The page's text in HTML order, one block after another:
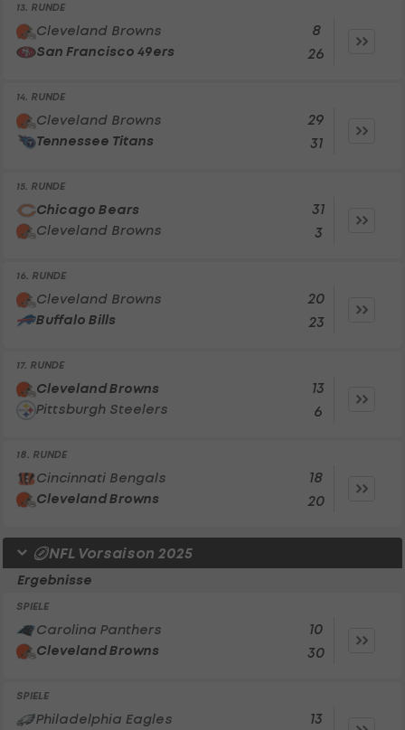
13. RUNDE
Cleveland Browns
San Francisco 49ers
8
26
14. RUNDE
Cleveland Browns
Tennessee Titans
29
31
15. RUNDE
Chicago Bears
Cleveland Browns
31
3
16. RUNDE
Cleveland Browns
Buffalo Bills
20
23
17. RUNDE
Cleveland Browns
Pittsburgh Steelers
13
6
18. RUNDE
Cincinnati Bengals
Cleveland Browns
18
20
NFL Vorsaison 2025
Ergebnisse
SPIELE
Carolina Panthers
Cleveland Browns
10
30
SPIELE
Philadelphia Eagles
13